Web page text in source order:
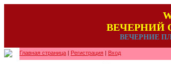
ВЕЧЕРНИЙ
ВЕЧЕРНИЕ
Главная страница | Регистрация | Вход